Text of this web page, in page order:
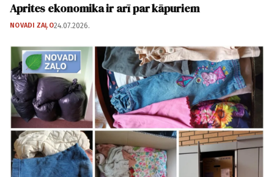
Aprites ekonomika ir arī par kāpuriem
NOVADI ZAĻO24.07.2026.